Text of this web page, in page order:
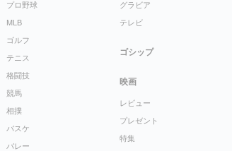
プロ野球
MLB
ゴルフ
テニス
格闘技
競馬
相撲
バスケ
バレー
グラビア
テレビ
ゴシップ
映画
レビュー
プレゼント
特集